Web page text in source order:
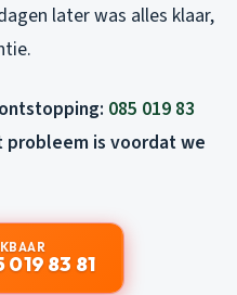
later was alles klaar,
085 019 83
probleem is voordat we
019 83 81